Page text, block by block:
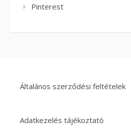
Pinterest
Általános szerződési feltételek
Adatkezelés tájékoztató